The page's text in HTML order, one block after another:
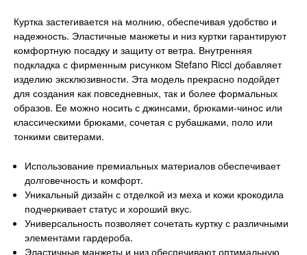
Куртка застегивается на молнию, обеспечивая удобство и
надежность. Эластичные манжеты и низ куртки гарантируют
комфортную посадку и защиту от ветра. Внутренняя
подкладка с фирменным рисунком Stefano Ricci добавляет
изделию эксклюзивности. Эта модель прекрасно подойдет
для создания как повседневных, так и более формальных
образов. Ее можно носить с джинсами, брюками-чинос или
классическими брюками, сочетая с рубашками, поло или
тонкими свитерами.
Использование премиальных материалов обеспечивает
долговечность и комфорт.
Уникальный дизайн с отделкой из меха и кожи крокодила
подчеркивает статус и хороший вкус.
Универсальность позволяет сочетать куртку с различными
элементами гардероба.
Эластичные манжеты и низ обеспечивают оптимальную